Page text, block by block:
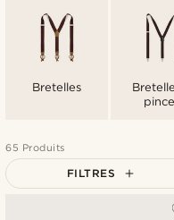
Bretelles
65 Produits
FILTRES